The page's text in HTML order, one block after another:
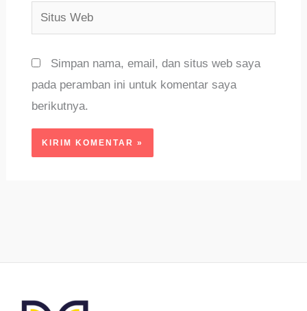
Situs
Web
Simpan nama, email, dan situs web saya
pada peramban ini untuk komentar saya
berikutnya.